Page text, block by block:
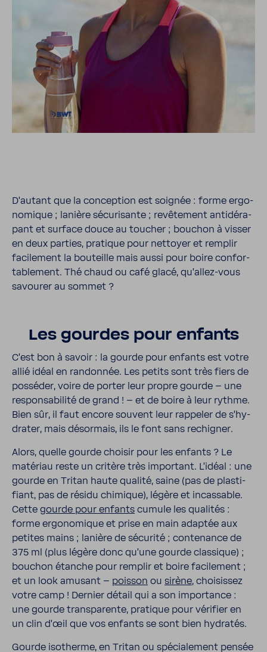
D'au­tant que la concep­tion est soignée : forme ergo­
no­mique ; lanière sécu­ri­sante ; revê­te­ment anti­dé­ra­
pant et surface douce au toucher ; bouchon à visser
en deux parties, pratique pour nettoyer et remplir
faci­le­ment la bouteille mais aussi pour boire confor­
ta­ble­ment. Thé chaud ou café glacé, qu'allez-​vous
savourer au sommet ?
Les gourdes pour enfants
C'est bon à savoir : la gourde pour enfants est votre
allié idéal en randonnée. Les petits sont très fiers de
posséder, voire de porter leur propre gourde – une
respon­sa­bi­lité de grand ! – et de boire à leur rythme.
Bien sûr, il faut encore souvent leur rappeler de s'hy­
drater, mais désor­mais, ils le font sans rechi­gner.
Alors, quelle gourde choisir pour les enfants ? Le
maté­riau reste un critère très impor­tant. L'idéal : une
gourde en Tritan haute qualité, saine (pas de plas­ti­
fiant, pas de résidu chimique), légère et incas­sable.
Cette gourde pour enfants cumule les qualités :
forme ergo­no­mique et prise en main adaptée aux
petites mains ; lanière de sécu­rité ; conte­nance de
375 ml (plus légère donc qu'une gourde clas­sique) ;
bouchon étanche pour remplir et boire faci­le­ment ;
et un look amusant – poisson ou sirène, choi­sissez
votre camp ! Dernier détail qui a son impor­tance :
une gourde trans­pa­rente, pratique pour véri­fier en
un clin d'œil que vos enfants se sont bien hydratés.
Gourde isotherme, en Tritan ou spécia­le­ment pensée